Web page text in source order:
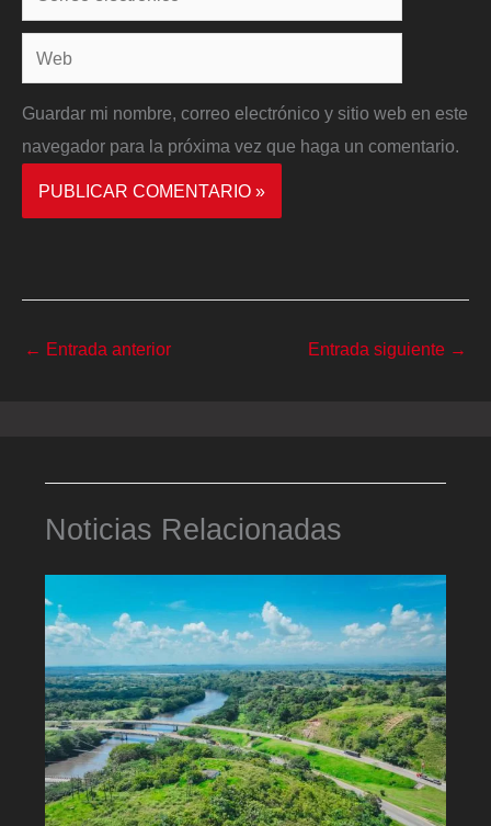
electrónico*
Web
Guardar mi nombre, correo electrónico y sitio web en este
navegador para la próxima vez que haga un comentario.
← Entrada anterior Entrada siguiente →
Noticias Relacionadas